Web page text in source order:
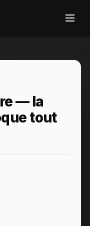
— la
tout